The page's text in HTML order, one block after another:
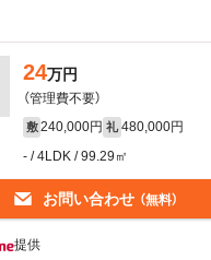
24万円
（管理費不要）
敷 240,000円 礼 480,000円
- / 4LDK / 99.29㎡
お問い合わせ （無料）
提供